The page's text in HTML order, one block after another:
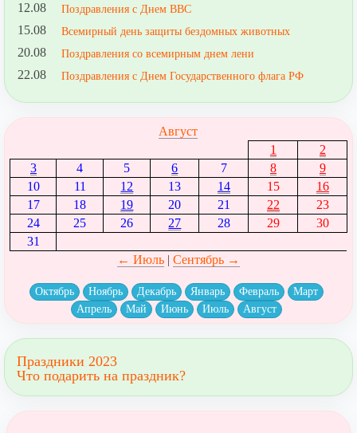
12.08 Поздравления с Днем ВВС
15.08 Всемирный день защиты бездомных животных
20.08 Поздравления со всемирным днем лени
22.08 Поздравления с Днем Государственного флага РФ
Август
1
2
3
4 5 6 7 8
9
10
11 12 13 14 15
16
17
18 19 20 21 22
23
24
25 26 27 28 29
30
31
← Июль| Сентябрь →
Октябрь Ноябрь Декабрь Январь Февраль
Март
Апрель
Май Июнь Июль Август
Праздники 2023
Что подарить на праздник?